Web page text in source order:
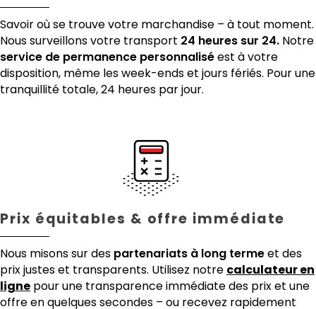
Savoir où se trouve votre marchandise – à tout moment.
Nous surveillons votre transport 24 heures sur 24. Notre
service de permanence personnaliséest à votre
disposition, même les week-ends et jours fériés. Pour une
tranquillité totale, 24 heures par jour.
Prix équitables & offre immédiate
Nous misons sur des partenariats à long termeet des
prix justes et transparents. Utilisez notre calculateur en
ligne pour une transparence immédiate des prix et une
offre en quelques secondes – ou recevez rapidement